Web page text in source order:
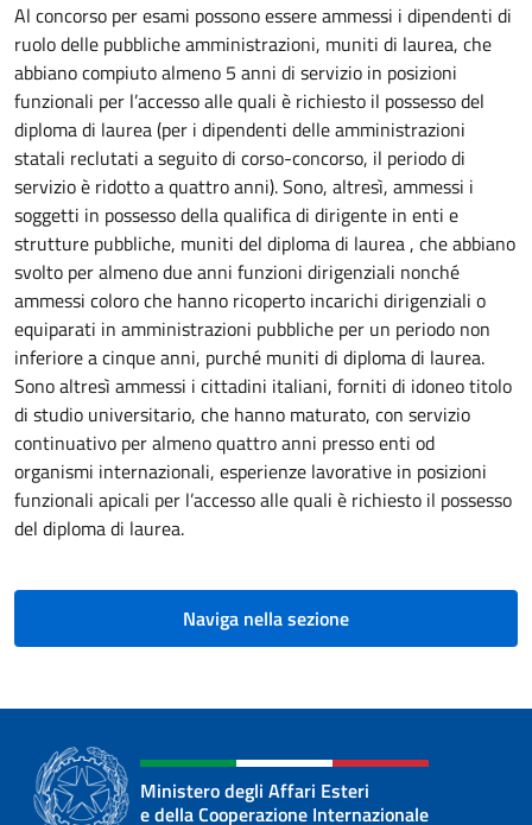
Al concorso per esami possono essere ammessi i dipendenti di
ruolo delle pubbliche amministrazioni, muniti di laurea, che
abbiano compiuto almeno 5 anni di servizio in posizioni
funzionali per l’accesso alle quali è richiesto il possesso del
diploma di laurea (per i dipendenti delle amministrazioni
statali reclutati a seguito di corso-concorso, il periodo di
servizio è ridotto a quattro anni). Sono, altresì, ammessi i
soggetti in possesso della qualifica di dirigente in enti e
strutture pubbliche, muniti del diploma di laurea , che abbiano
svolto per almeno due anni funzioni dirigenziali nonché
ammessi coloro che hanno ricoperto incarichi dirigenziali o
equiparati in amministrazioni pubbliche per un periodo non
inferiore a cinque anni, purché muniti di diploma di laurea.
Sono altresì ammessi i cittadini italiani, forniti di idoneo titolo
di studio universitario, che hanno maturato, con servizio
continuativo per almeno quattro anni presso enti od
organismi internazionali, esperienze lavorative in posizioni
funzionali apicali per l’accesso alle quali è richiesto il possesso
del diploma di laurea.
Naviga nella sezione
Ministero degli Affari Esteri
e della Cooperazione Internazionale